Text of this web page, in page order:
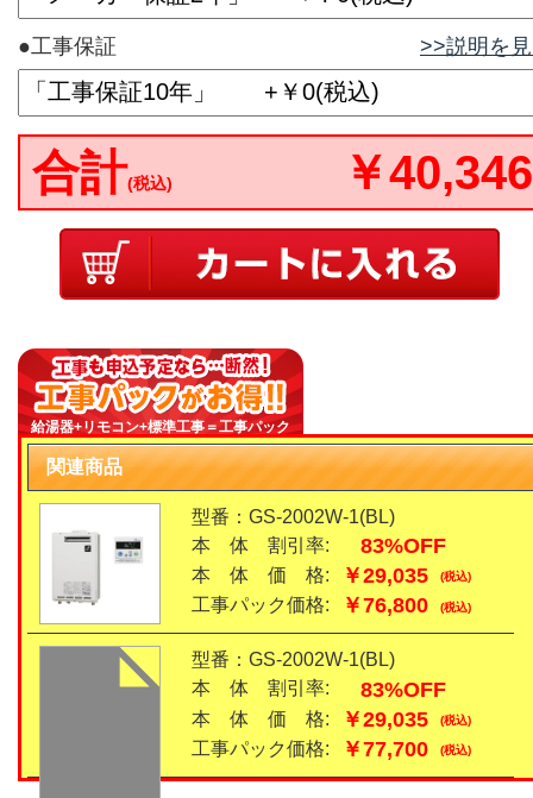
●工事保証 >>説明を
合計(税込) ￥40,346
給湯器+リモコン+標準工事＝工事パック
関連商品
型番：GS-2002W-1(BL)
本 体 割引率:
83%OFF
本 体 価 格: ￥29,035 (税込)
工事パック価格: ￥76,800 (税込)
型番：GS-2002W-1(BL)
本 体 割引率:
83%OFF
本 体 価 格: ￥29,035 (税込)
工事パック価格: ￥77,700 (税込)